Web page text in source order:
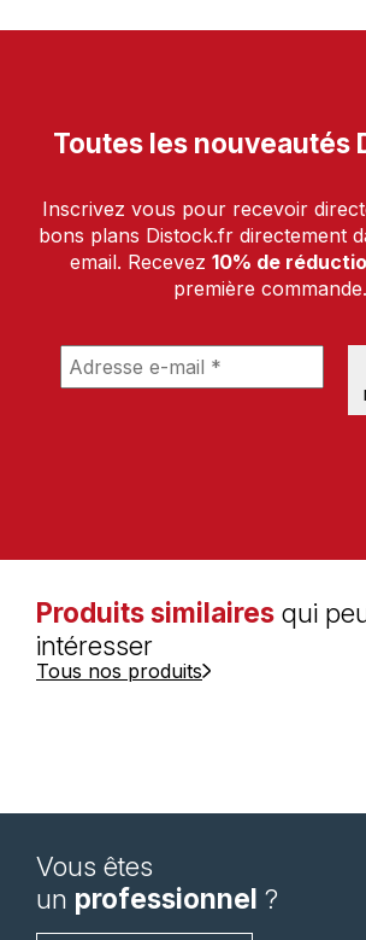
Toutes les nouveautés
Inscrivez vous pour recevoir
bons plans Distock.fr directement
email. Recevez 10% de
première commande.
Produits similaires qui
intéresser
Tous nos produits
Vous êtes
un professionnel ?